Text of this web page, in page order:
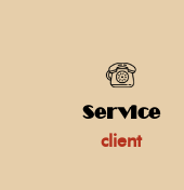
Service
client